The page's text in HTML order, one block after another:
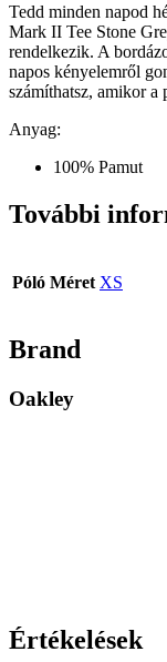
Tedd minden napod
Mark II Tee Stone
rendelkezik. A
napos kényelemről
számíthatsz, amikor a
Anyag:
100% Pamut
További
Póló Méret XS
Brand
Oakley
Értékelések